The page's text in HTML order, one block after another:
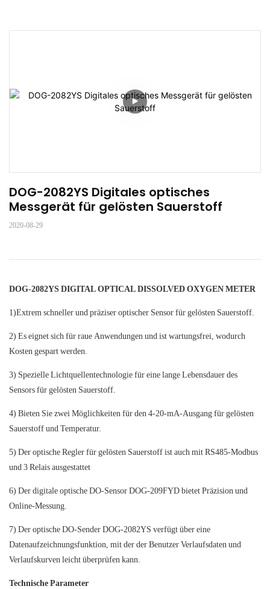
DOG-2082YS Digitales optisches
Messgerät für gelösten Sauerstoff
2020-08-29
DOG-2082YS DIGITAL OPTICAL DISSOLVED OXYGEN METER
1)Extrem schneller und präziser optischer Sensor für gelösten Sauerstoff.
2) Es eignet sich für raue Anwendungen und ist wartungsfrei, wodurch
Kosten gespart werden.
3) Spezielle Lichtquellentechnologie für eine lange Lebensdauer des
Sensors für gelösten Sauerstoff.
4) Bieten Sie zwei Möglichkeiten für den 4-20-mA-Ausgang für gelösten
Sauerstoff und Temperatur.
5) Der optische Regler für gelösten Sauerstoff ist auch mit RS485-Modbus
und 3 Relais ausgestattet
6) Der digitale optische DO-Sensor DOG-209FYD bietet Präzision und
Online-Messung.
7) Der optische DO-Sender DOG-2082YS verfügt über eine
Datenaufzeichnungsfunktion, mit der der Benutzer Verlaufsdaten und
Verlaufskurven leicht überprüfen kann.
Technische Parameter